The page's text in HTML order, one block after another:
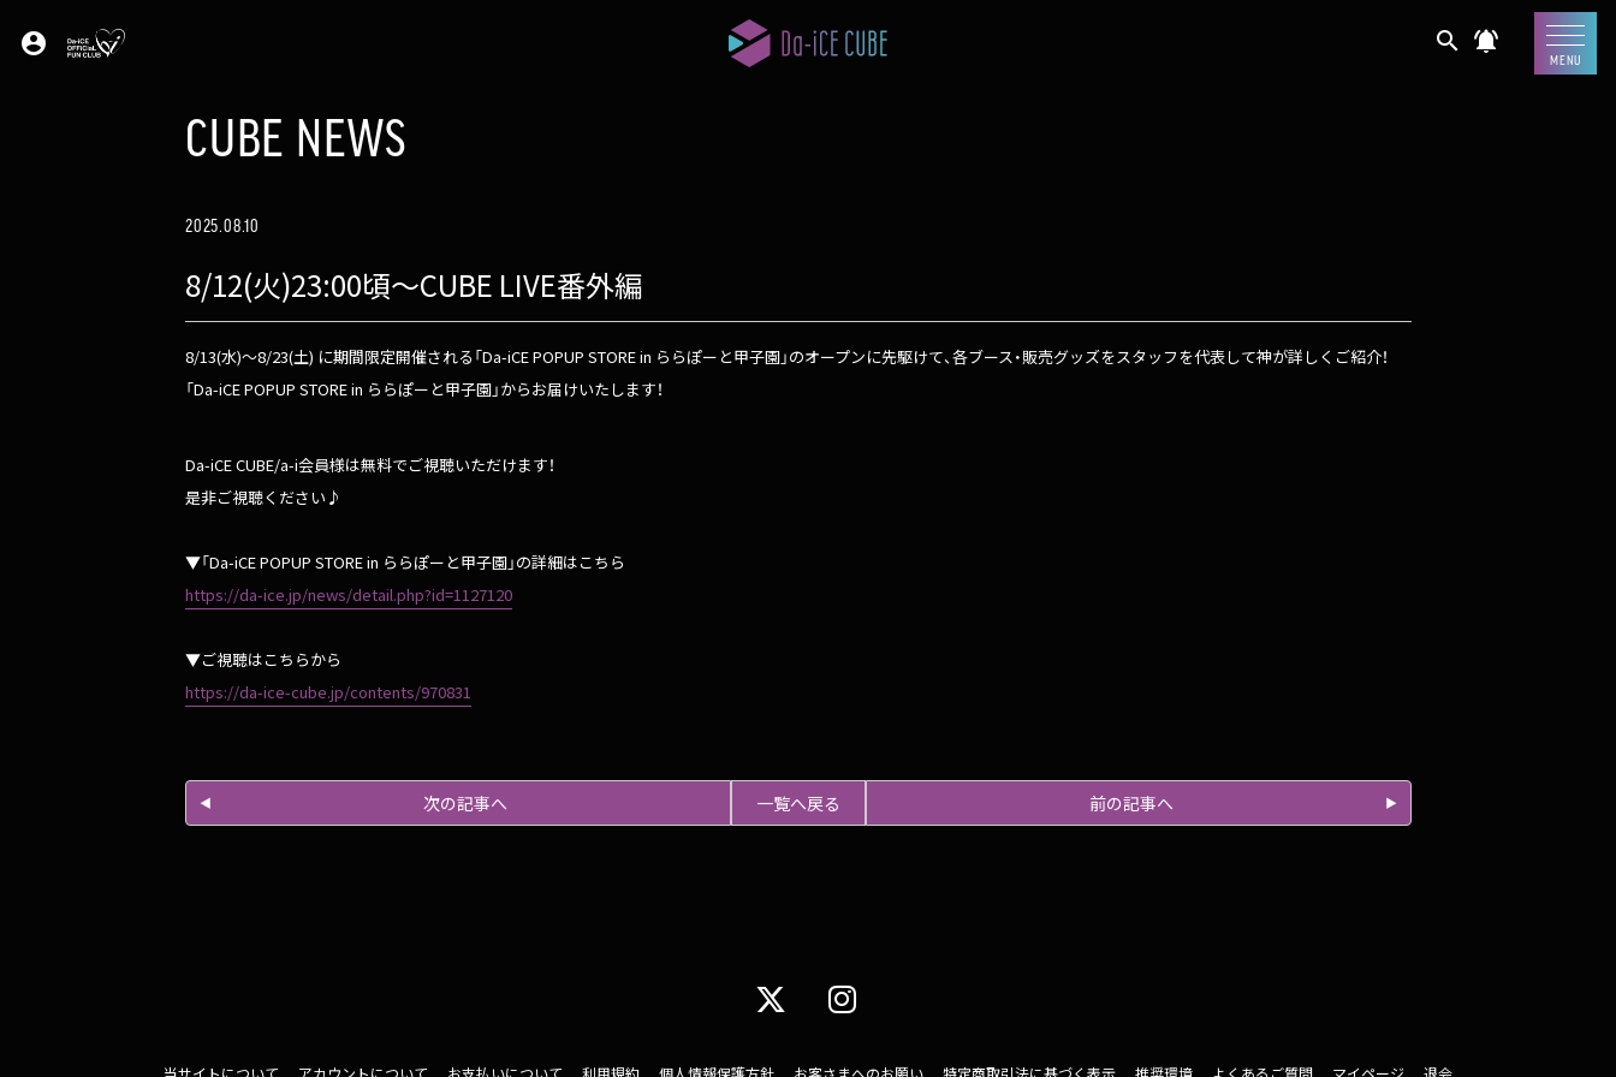
account_circle search notifications_active
MENU
CUBE NEWS
2025.08.10
8/12(火)23:00頃～CUBE LIVE番外編
8/13(水)〜8/23(土) に期間限定開催される「Da-iCE POPUP STORE in ららぽーと甲子園」のオープンに先駆けて、各ブース・販売グッズをスタッフを代表して神が詳しくご紹介！
「Da-iCE POPUP STORE in ららぽーと甲子園」からお届けいたします！
Da-iCE CUBE/a-i会員様は無料でご視聴いただけます！
是非ご視聴ください♪
▼「Da-iCE POPUP STORE in ららぽーと甲子園」の詳細はこちら
https://da-ice.jp/news/detail.php?id=1127120
▼ご視聴はこちらから
https://da-ice-cube.jp/contents/970831
次の記事へ 一覧へ戻る 前の記事へ
当サイトについて アカウントについて お支払いについて 利用規約 個人情報保護方針 お客さまへのお願い 特定商取引法に基づく表示 推奨環境 よくあるご質問 マイページ 退会